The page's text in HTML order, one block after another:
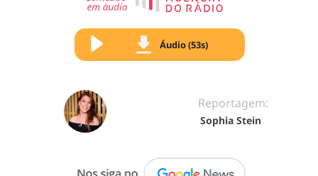
Áudio (53s)
Reportagem:
Sophia Stein